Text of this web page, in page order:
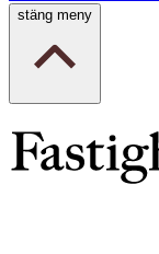
stäng meny